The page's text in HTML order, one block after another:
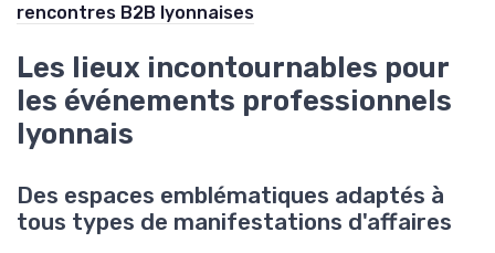
rencontres B2B lyonnaises
Les lieux incontournables pour
les événements professionnels
lyonnais
Des espaces emblématiques adaptés à
tous types de manifestations d'affaires